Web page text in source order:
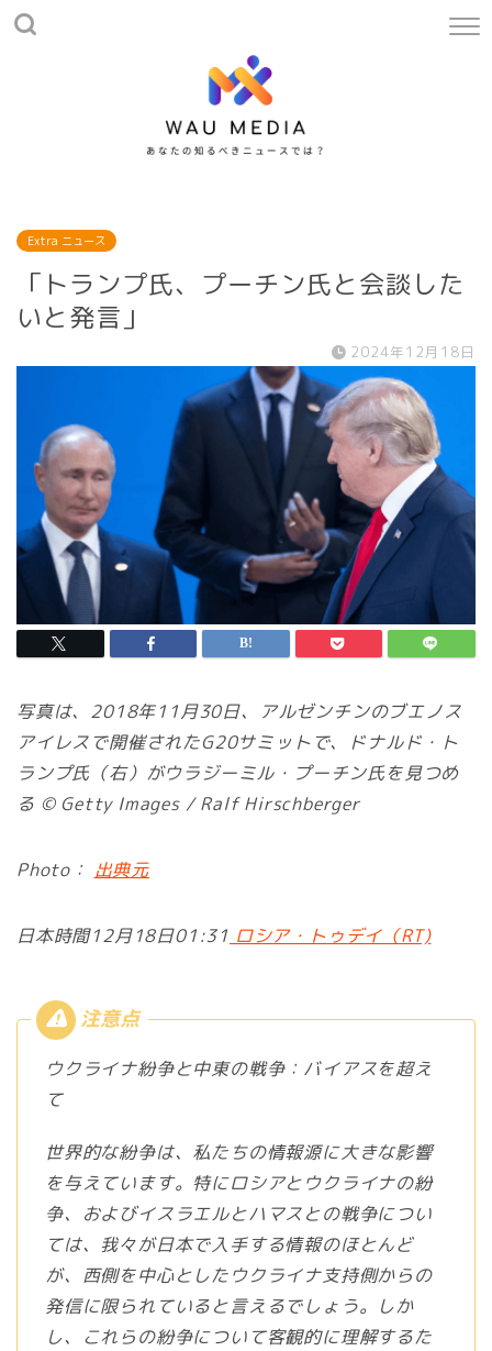
Extra ニュース
「トランプ氏、プーチン氏と会談した
いと発言」
2024年12月18日
写真は、2018年11月30日、アルゼンチンのブエノス
アイレスで開催されたG20サミットで、ドナルド・ト
ランプ氏（右）がウラジーミル・プーチン氏を見つめ
る © Getty Images / Ralf Hirschberger
Photo： 出典元
日本時間12月18日01:31 ロシア・トゥデイ（RT)
ウクライナ紛争と中東の戦争：バイアスを超え
て
世界的な紛争は、私たちの情報源に大きな影響
を与えています。特にロシアとウクライナの紛
争、およびイスラエルとハマスとの戦争につい
ては、我々が日本で入手する情報のほとんど
が、西側を中心としたウクライナ支持側からの
発信に限られていると言えるでしょう。しか
し、これらの紛争について客観的に理解するた